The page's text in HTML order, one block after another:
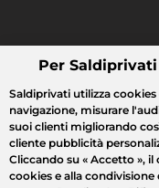
Cosa cerchi?
Tutte le vendite
Per
Saldiprivati utilizza
navigazione, misurare
suoi clienti migliorando
cliente pubblicità
Cliccando su « Accetto », il
cookies e alla